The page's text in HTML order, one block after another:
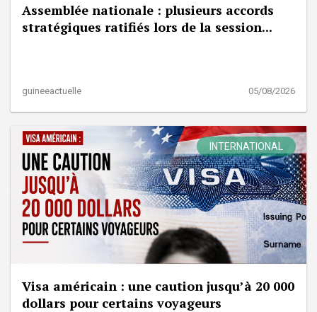
Assemblée nationale : plusieurs accords
stratégiques ratifiés lors de la session...
guineeactuelle 05/08/2026
INTERNATIONAL
Visa américain : une caution jusqu’à 20 000
dollars pour certains voyageurs